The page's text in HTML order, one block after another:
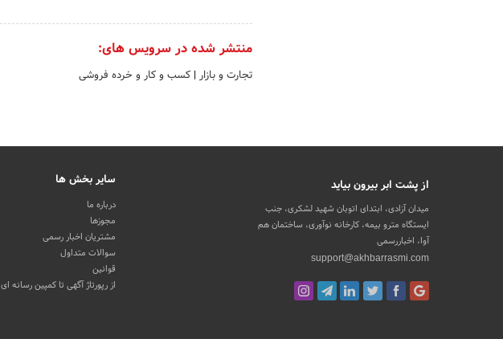
منتشر شده در سرویس های:
تجارت و بازار | کسب و کار و خرده فروشی
از پشت ابر بیرون بیاید
میدان آزادی، ابتدای اتوبان شهید لشکری، جنب
ایستگاه مترو بیمه، کارخانه نوآوری، ساختمان هم
آوا، اخباررسمی
support@akhbarrasmi.com
سایر بخش ها
درباره ما
مجوزها
مشتریان اخبار رسمی
سوالات متداول
قوانین
از رپورتاژ آگهی تا کمپین رسانه ای